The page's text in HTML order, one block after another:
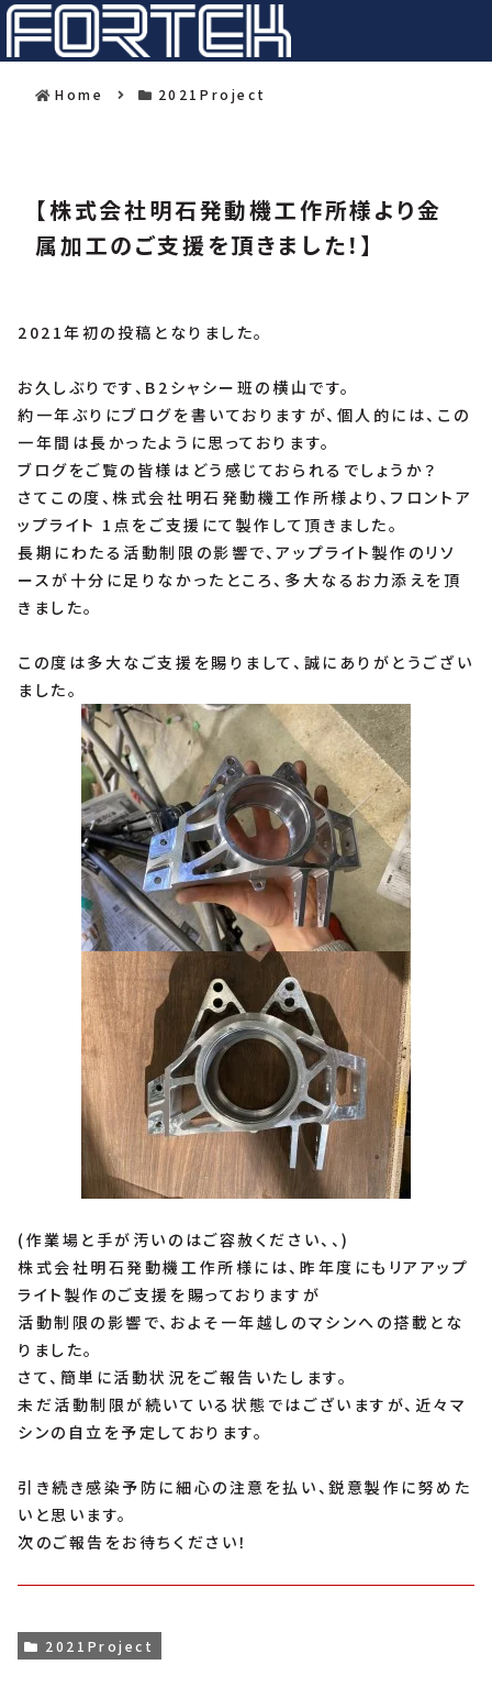
Home 2021Project
【株式会社明石発動機工作所様より金
属加工のご支援を頂きました！】
2021年初の投稿となりました。
お久しぶりです、B2シャシー班の横山です。
約一年ぶりにブログを書いておりますが、個人的には、この
一年間は長かったように思っております。
ブログをご覧の皆様はどう感じておられるでしょうか？
さてこの度、株式会社明石発動機工作所様より、フロントア
ップライト 1点をご支援にて製作して頂きました。
長期にわたる活動制限の影響で、アップライト製作のリソ
ースが十分に足りなかったところ、多大なるお力添えを頂
きました。
この度は多大なご支援を賜りまして、誠にありがとうござい
ました。
(作業場と手が汚いのはご容赦ください、、)
株式会社明石発動機工作所様には、昨年度にもリアアップ
ライト製作のご支援を賜っておりますが
活動制限の影響で、およそ一年越しのマシンへの搭載とな
りました。
さて、簡単に活動状況をご報告いたします。
未だ活動制限が続いている状態ではございますが、近々マ
シンの自立を予定しております。
引き続き感染予防に細心の注意を払い、鋭意製作に努めた
いと思います。
次のご報告をお待ちください！
2021Project